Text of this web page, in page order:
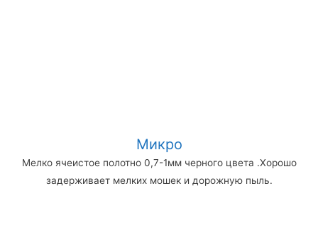
Микро
Мелко ячеистое полотно 0,7-1мм черного цвета .Хорошо
задерживает мелких мошек и дорожную пыль.